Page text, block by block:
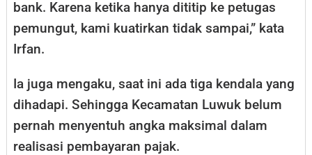
bank. Karena ketika hanya dititip ke petugas
pemungut, kami kuatirkan tidak sampai,” kata
Irfan.
Ia juga mengaku, saat ini ada tiga kendala yang
dihadapi. Sehingga Kecamatan Luwuk belum
pernah menyentuh angka maksimal dalam
realisasi pembayaran pajak.